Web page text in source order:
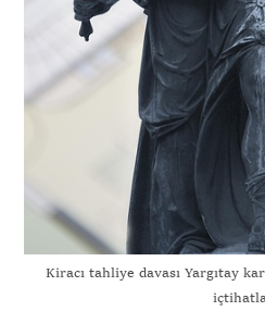
Kiracı tahliye davası Yargıtay